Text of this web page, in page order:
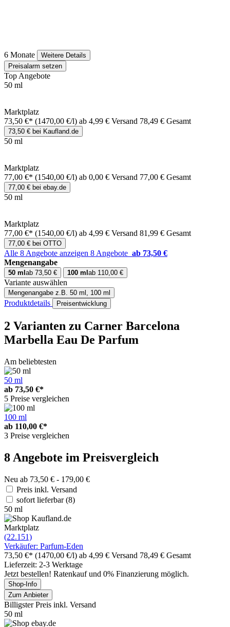
6 Monate
Weitere Details
Preisalarm setzen
Top Angebote
50 ml
Marktplatz
73,50 €* (1470,00 €/l) ab 4,99 € Versand 78,49 € Gesamt
73,50 € bei Kaufland.de
50 ml
Marktplatz
77,00 €* (1540,00 €/l) ab 0,00 € Versand 77,00 € Gesamt
77,00 € bei ebay.de
50 ml
Marktplatz
77,00 €* (1540,00 €/l) ab 4,99 € Versand 81,99 € Gesamt
77,00 € bei OTTO
Alle 8 Angebote anzeigen 8 Angebote ab 73,50 €
Mengenangabe
50 ml ab 73,50 € 100 ml ab 110,00 €
Variante auswählen
Mengenangabe z.B. 50 ml, 100 ml
Produktdetails Preisentwicklung
2 Varianten zu Carner Barcelona
Marbella Eau De Parfum
Am beliebtesten
50 ml
ab 73,50 €*
5 Preise vergleichen
100 ml
ab 110,00 €*
3 Preise vergleichen
8 Angebote im Preisvergleich
Neu ab 73,50 € - 179,00 €
Preis inkl. Versand
sofort lieferbar(8)
50 ml
Marktplatz
(22.151)
Verkäufer: Parfum-Eden
73,50 €* (1470,00 €/l) ab 4,99 € Versand 78,49 € Gesamt
Lieferzeit: 2-3 Werktage
Jetzt bestellen! Ratenkauf und 0% Finanzierung möglich.
Shop-Info
Zum Anbieter
Billigster Preis inkl. Versand
50 ml